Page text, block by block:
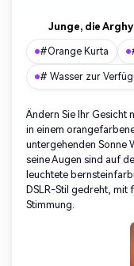
Junge, die
#Orange Kurta
# Wasser zur
Ändern Sie Ihr Gesicht
in einem
untergehenden Sonne
seine Augen sind auf
leuchtete
DSLR-Stil gedreht, mit
Stimmung.